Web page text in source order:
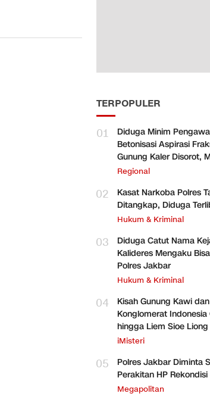
TERPOPULER
01
Diduga Minim
Betonisasi Aspirasi
Gunung Kaler Disorot,
Pengurangan Volume
Regional
02
Kasat Narkoba Polres
Ditangkap, Diduga
Hukum & Kriminal
03
Diduga Catut Nama
Kalideres Mengaku
Polres Jakbar
Hukum & Kriminal
04
Kisah Gunung Kawi
Konglomerat
hingga Liem Sioe Liong
iMisteri
05
Polres Jakbar Diminta
Perakitan HP
Megapolitan